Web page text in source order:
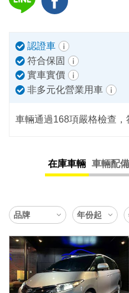
認證車
符合保固
實車實價
非多元化營業用車
車輛通過168項嚴格檢查
在庫車輛 車輛配備